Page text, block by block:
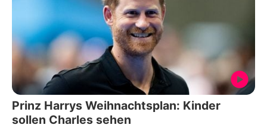
Prinz Harrys Weihnachtsplan: Kinder
sollen Charles sehen